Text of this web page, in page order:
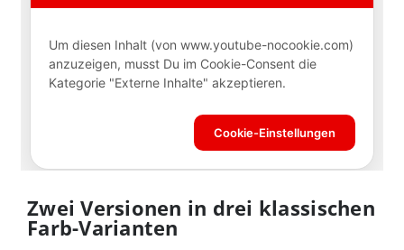
Zwei Versionen in drei klassischen
Farb-Varianten